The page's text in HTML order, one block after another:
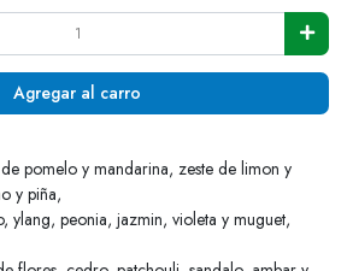
Agregar al carro
pomelo y mandarina, zeste de limon y
y piña,
ylang, peonia, jazmin, violeta y muguet,